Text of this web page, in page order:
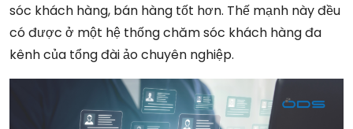
sóc khách hàng, bán hàng tốt hơn. Thế mạnh này đều
có được ở một hệ thống chăm sóc khách hàng đa
kênh của tổng đài ảo chuyên nghiệp.